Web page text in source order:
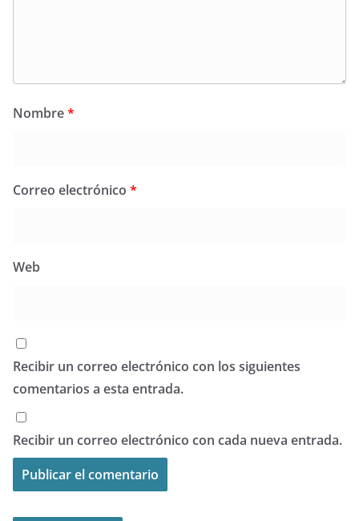
Nombre*
Correo electrónico *
Web
Recibir un correo electrónico con los siguientes
comentarios a esta entrada.
Recibir un correo electrónico con cada nueva entrada.